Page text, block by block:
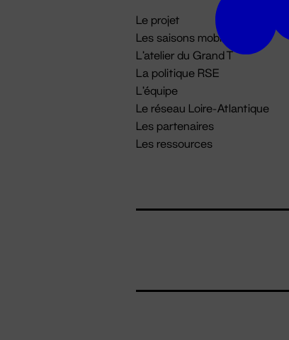
Le projet
Les saisons mobiles
L'atelier du Grand T
La politique RSE
L'équipe
Le réseau Loire-Atlantique
Les partenaires
Les ressources